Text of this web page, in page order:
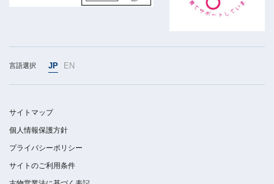
言語選択 JP EN
サイトマップ
個人情報保護方針
プライバシーポリシー
サイトのご利用条件